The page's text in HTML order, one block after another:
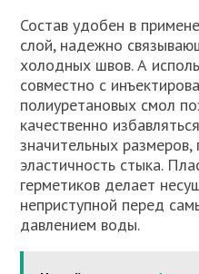
Состав удобен в
слой, надежно
холодных швов. А
совместно с
полиуретановых смол
качественно
значительных
эластичность стыка.
герметиков делает
неприступной перед
давлением воды.